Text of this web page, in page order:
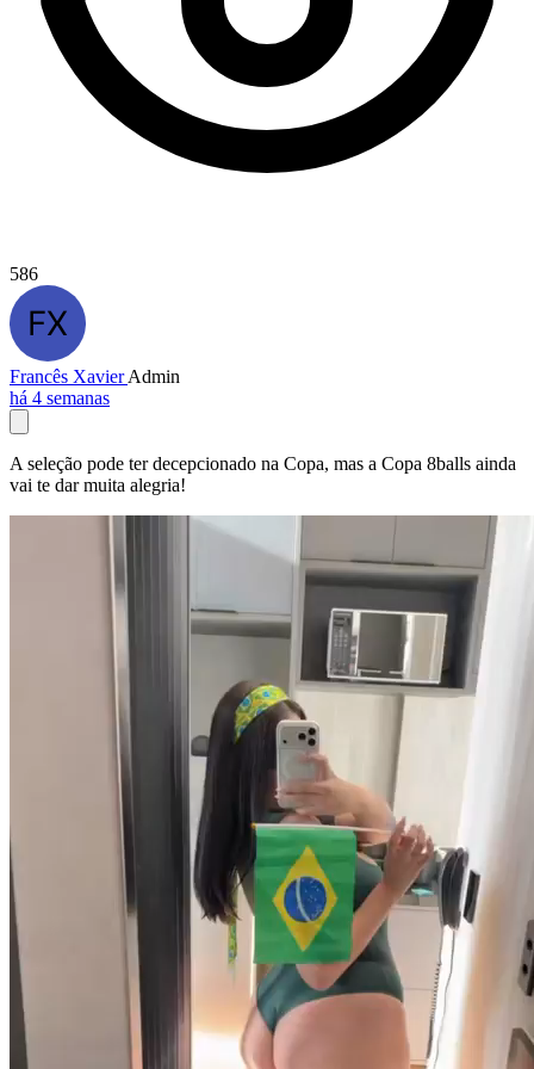
586
Francês XavierAdmin
há 4 semanas
A seleção pode ter decepcionado na Copa, mas a Copa 8balls ainda
vai te dar muita alegria!